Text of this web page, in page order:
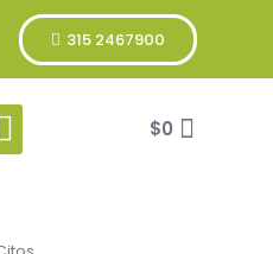
315 2467900
Menu $0